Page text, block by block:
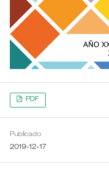
PDF
Publicado
2019-12-17